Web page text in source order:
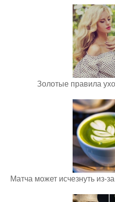
Золотые правила
Матча может исчезнуть из-